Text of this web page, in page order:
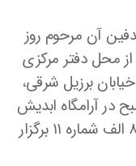
آن مرحوم روز
از ساعت ۹:۳۰ صبح از محل دفتر مرکزی
برزیل شرقی،
نارنج، پلاک ۲ و ساعت ۱۱ صبح در آرامگاه ابدیش
در گلزار بهشت زهرا قطعه ۷ ردیف ۸۳ الف شماره ۱۱ برگزار